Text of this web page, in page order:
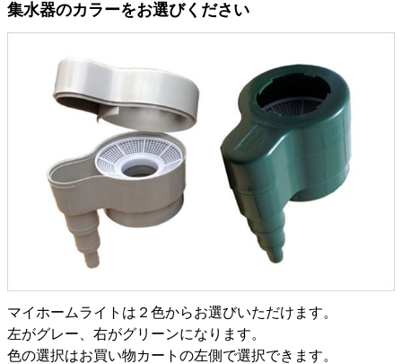
集水器のカラーをお選びください
マイホームライトは２色からお選びいただけます。
左がグレー、右がグリーンになります。
色の選択はお買い物カートの左側で選択できます。